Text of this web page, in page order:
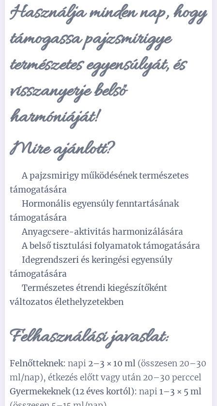
Használja minden nap, hogy
támogassa pajzsmirigye
természetes egyensúlyát, és
visszanyerje belső
harmóniáját!
Mire ajánlott?
✅A pajzsmirigy működésének természetes
támogatására
Hormonális egyensúly fenntartásának
támogatására
✅Anyagcsere-aktivitás harmonizálására
✅A belső tisztulási folyamatok támogatására
Idegrendszeri és keringési egyensúly
támogatására
Természetes étrendi kiegészítőként
változatos élethelyzetekben
Felhasználási javaslat:
Felnőtteknek: napi 2–3 × 10 ml (összesen 20–30
ml/nap), étkezés előtt vagy után 20–30 perccel
Gyermekeknek (12 éves kortól): napi 1–3 × 5 ml